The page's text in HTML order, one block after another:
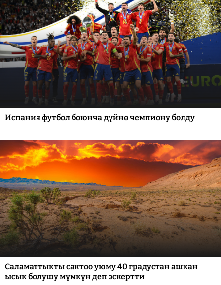
Испания футбол боюнча дүйнө чемпиону болду
Саламаттыкты сактоо уюму 40 градустан ашкан
ысык болушу мүмкүн деп эскертти